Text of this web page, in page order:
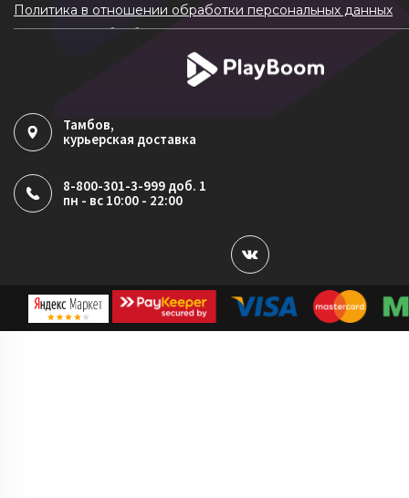
Политика в отношении обработки персональных данных
Согласие на обработку ПДн
Политика обработки файлов cookie
Тамбов,
курьерская доставка
8-800-301-3-999 доб. 1
пн - вс 10:00 - 22:00